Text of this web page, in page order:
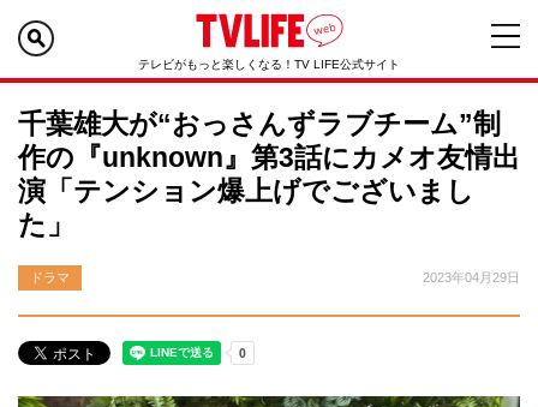
テレビがもっと楽しくなる！TV LIFE公式サイト
千葉雄大が“おっさんずラブチーム”制
作の『unknown』第3話にカメオ友情出
演「テンション爆上げでございまし
た」
ドラマ 2023年04月29日